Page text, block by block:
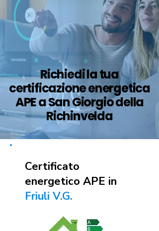
Richiedi la tua
certificazione energetica
APE a San Giorgio della
Richinvelda
Certificato
energetico APE in
Friuli V.G.